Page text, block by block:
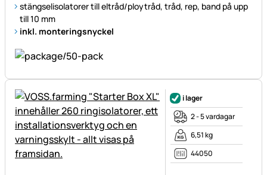
stängselisolatorer till eltråd/ploytråd, tråd, rep, band på upp
till 10 mm
inkl. monteringsnyckel
i lager
2 - 5 vardagar
6,51 kg
44050